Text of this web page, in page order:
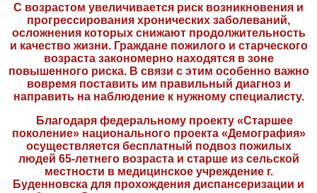
С возрастом увеличивается риск возникновения и
прогрессирования хронических заболеваний,
осложнения которых снижают продолжительность
и качество жизни. Граждане пожилого и старческого
возраста закономерно находятся в зоне
повышенного риска. В связи с этим особенно важно
вовремя поставить им правильный диагноз и
направить на наблюдение к нужному специалисту.
Благодаря федеральному проекту «Старшее
поколение» национального проекта «Демография»
осуществляется бесплатный подвоз пожилых
людей 65-летнего возраста и старше из сельской
местности в медицинское учреждение г.
Буденновска для прохождения диспансеризации и